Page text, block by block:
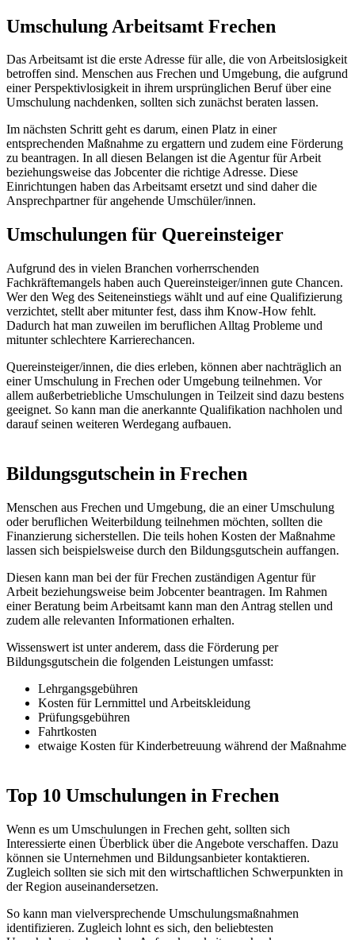
Umschulung Arbeitsamt Frechen
Das Arbeitsamt ist die erste Adresse für alle, die von Arbeitslosigkeit
betroffen sind. Menschen aus Frechen und Umgebung, die aufgrund
einer Perspektivlosigkeit in ihrem ursprünglichen Beruf über eine
Umschulung nachdenken, sollten sich zunächst beraten lassen.
Im nächsten Schritt geht es darum, einen Platz in einer
entsprechenden Maßnahme zu ergattern und zudem eine Förderung
zu beantragen. In all diesen Belangen ist die Agentur für Arbeit
beziehungsweise das Jobcenter die richtige Adresse. Diese
Einrichtungen haben das Arbeitsamt ersetzt und sind daher die
Ansprechpartner für angehende Umschüler/innen.
Umschulungen für Quereinsteiger
Aufgrund des in vielen Branchen vorherrschenden
Fachkräftemangels haben auch Quereinsteiger/innen gute Chancen.
Wer den Weg des Seiteneinstiegs wählt und auf eine Qualifizierung
verzichtet, stellt aber mitunter fest, dass ihm Know-How fehlt.
Dadurch hat man zuweilen im beruflichen Alltag Probleme und
mitunter schlechtere Karrierechancen.
Quereinsteiger/innen, die dies erleben, können aber nachträglich an
einer Umschulung in Frechen oder Umgebung teilnehmen. Vor
allem außerbetriebliche Umschulungen in Teilzeit sind dazu bestens
geeignet. So kann man die anerkannte Qualifikation nachholen und
darauf seinen weiteren Werdegang aufbauen.
Bildungsgutschein in Frechen
Menschen aus Frechen und Umgebung, die an einer Umschulung
oder beruflichen Weiterbildung teilnehmen möchten, sollten die
Finanzierung sicherstellen. Die teils hohen Kosten der Maßnahme
lassen sich beispielsweise durch den Bildungsgutschein auffangen.
Diesen kann man bei der für Frechen zuständigen Agentur für
Arbeit beziehungsweise beim Jobcenter beantragen. Im Rahmen
einer Beratung beim Arbeitsamt kann man den Antrag stellen und
zudem alle relevanten Informationen erhalten.
Wissenswert ist unter anderem, dass die Förderung per
Bildungsgutschein die folgenden Leistungen umfasst:
Lehrgangsgebühren
Kosten für Lernmittel und Arbeitskleidung
Prüfungsgebühren
Fahrtkosten
etwaige Kosten für Kinderbetreuung während der Maßnahme
Top 10 Umschulungen in Frechen
Wenn es um Umschulungen in Frechen geht, sollten sich
Interessierte einen Überblick über die Angebote verschaffen. Dazu
können sie Unternehmen und Bildungsanbieter kontaktieren.
Zugleich sollten sie sich mit den wirtschaftlichen Schwerpunkten in
der Region auseinandersetzen.
So kann man vielversprechende Umschulungsmaßnahmen
identifizieren. Zugleich lohnt es sich, den beliebtesten